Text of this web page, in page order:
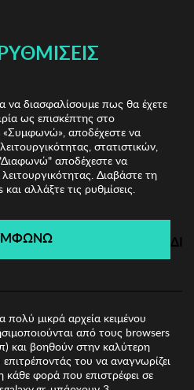
Γυναικείες Φούστες
Γυναικεία
Vol.1
52λεπτά 04δευτ.
να διασφαλίσουμε πως θα έχετε
ως επισκέπτης στο
«Συμφωνώ», αποδέχεστε να
στατιστικών,
αποδέχεστε να
Διαβάστε τη
αλλάξτε τις ρυθμίσεις.
πολύ μικρά αρχεία κειμένου
από τους browsers
και βοηθούν στην καλύτερη
του να αναγνωρίζει
κάθε φορά που επιστρέφει σε